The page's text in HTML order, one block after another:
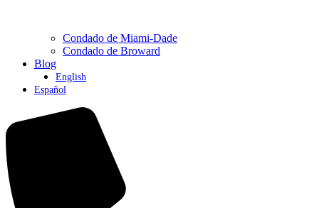
Condado de Miami-Dade
Condado de Broward
Blog
English
Español